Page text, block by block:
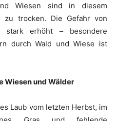
Wiesen sind in diesem
zu trocken. Die Gefahr von
stark erhöht – besondere
durch Wald und Wiese ist
Wiesen und Wälder
Laub vom letzten Herbst, im